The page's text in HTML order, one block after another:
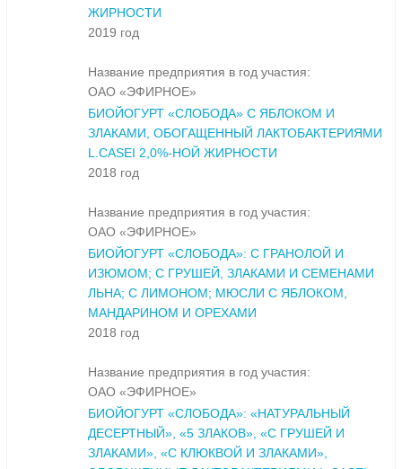
ЖИРНОСТИ
2019 год
Название предприятия в год участия:
ОАО «ЭФИРНОЕ»
БИОЙОГУРТ «СЛОБОДА» С ЯБЛОКОМ И
ЗЛАКАМИ, ОБОГАЩЕННЫЙ ЛАКТОБАКТЕРИЯМИ
L.CASEI 2,0%-НОЙ ЖИРНОСТИ
2018 год
Название предприятия в год участия:
ОАО «ЭФИРНОЕ»
БИОЙОГУРТ «СЛОБОДА»: С ГРАНОЛОЙ И
ИЗЮМОМ; С ГРУШЕЙ, ЗЛАКАМИ И СЕМЕНАМИ
ЛЬНА; С ЛИМОНОМ; МЮСЛИ С ЯБЛОКОМ,
МАНДАРИНОМ И ОРЕХАМИ
2018 год
Название предприятия в год участия:
ОАО «ЭФИРНОЕ»
БИОЙОГУРТ «СЛОБОДА»: «НАТУРАЛЬНЫЙ
ДЕСЕРТНЫЙ», «5 ЗЛАКОВ», «С ГРУШЕЙ И
ЗЛАКАМИ», «С КЛЮКВОЙ И ЗЛАКАМИ»,